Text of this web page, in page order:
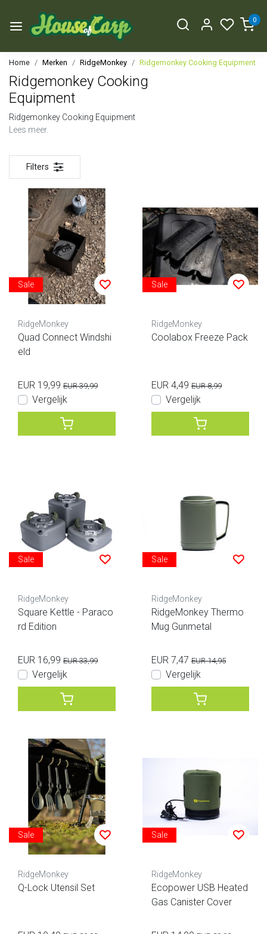
0
Home Merken RidgeMonkey Ridgemonkey Cooking Equipment
Ridgemonkey Cooking
Equipment
Ridgemonkey Cooking Equipment
Lees meer.
Filters
Sale
RidgeMonkey
Quad Connect Windshi
eld
EUR 19,99 EUR 39,99
Vergelijk
Sale
RidgeMonkey
Coolabox Freeze Pack
EUR 4,49 EUR 8,99
Vergelijk
Sale
RidgeMonkey
Square Kettle - Paraco
rd Edition
EUR 16,99 EUR 33,99
Vergelijk
Sale
RidgeMonkey
RidgeMonkey Thermo
Mug Gunmetal
EUR 7,47 EUR 14,95
Vergelijk
Sale
RidgeMonkey
Q-Lock Utensil Set
Sale
RidgeMonkey
Ecopower USB Heated
Gas Canister Cover